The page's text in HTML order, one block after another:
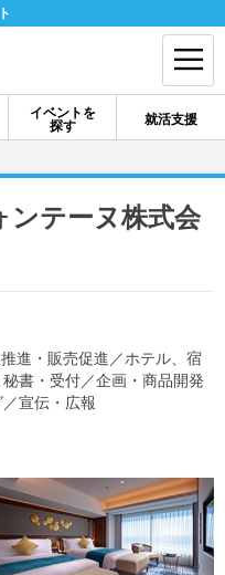
イベントを
探す
就活支援
ログイン
就活コラム
お役立ち記事・相談室など
ンテーヌ株式会
進・販売促進 ／ホテル、宿
書・受付／企画・商品開発
／宣伝・広報